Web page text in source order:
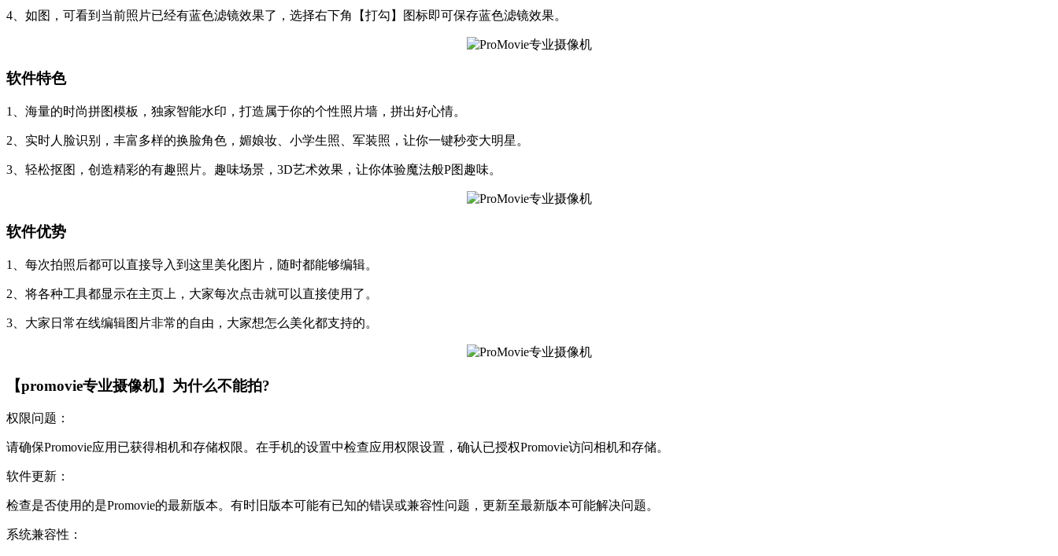
4、如图，可看到当前照片已经有蓝色滤镜效果了，选择右下角【打勾】图标即可保存蓝色滤镜效果。
软件特色
1、海量的时尚拼图模板，独家智能水印，打造属于你的个性照片墙，拼出好心情。
2、实时人脸识别，丰富多样的换脸角色，媚娘妆、小学生照、军装照，让你一键秒变大明星。
3、轻松抠图，创造精彩的有趣照片。趣味场景，3D艺术效果，让你体验魔法般P图趣味。
软件优势
1、每次拍照后都可以直接导入到这里美化图片，随时都能够编辑。
2、将各种工具都显示在主页上，大家每次点击就可以直接使用了。
3、大家日常在线编辑图片非常的自由，大家想怎么美化都支持的。
【promovie专业摄像机】为什么不能拍?
权限问题：
请确保Promovie应用已获得相机和存储权限。在手机的设置中检查应用权限设置，确认已授权Promovie访问相机和存储。
软件更新：
检查是否使用的是Promovie的最新版本。有时旧版本可能有已知的错误或兼容性问题，更新至最新版本可能解决问题。
系统兼容性：